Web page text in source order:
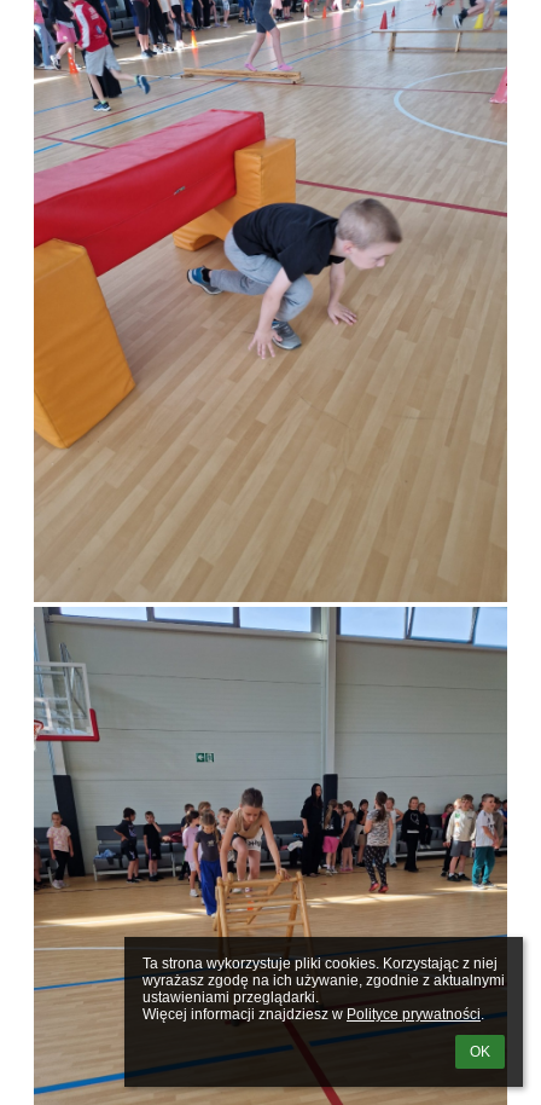
Ta strona wykorzystuje pliki cookies. Korzystając z niej
wyrażasz zgodę na ich używanie, zgodnie z aktualnymi
ustawieniami przeglądarki.
Więcej informacji znajdziesz w Polityce prywatności.
OK